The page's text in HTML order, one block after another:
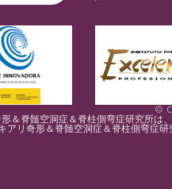
©
＆脊髄空洞症＆脊柱側弯症研究所は
アリ奇形＆脊髄空洞症＆脊柱側弯症